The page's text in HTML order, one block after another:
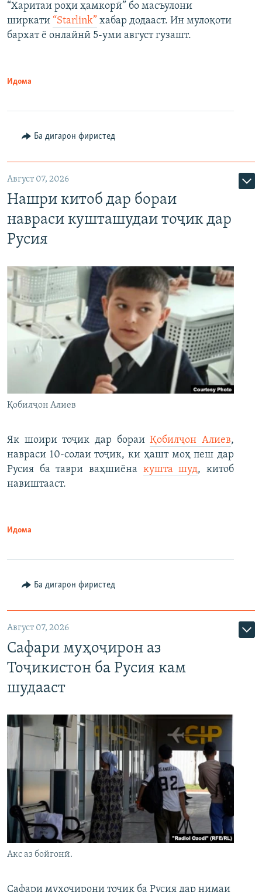
“Харитаи роҳи ҳамкорӣ” бо масъулони
ширкати “Starlink” хабар додааст. Ин мулоқоти
бархат ё онлайнӣ 5-уми август гузашт.
Идома
Ба дигарон фиристед
Август 07, 2026
Нашри китоб дар бораи
навраси кушташудаи тоҷик дар
Русия
Қобилҷон Алиев
Як шоири тоҷик дар бораиҚобилҷон Алиев,
навраси 10-солаи тоҷик, ки ҳашт моҳ пеш дар
Русия ба таври ваҳшиёна кушта шуд, китоб
навиштааст.
Идома
Ба дигарон фиристед
Август 07, 2026
Сафари муҳоҷирон аз
Тоҷикистон ба Русия кам
шудааст
Акс аз бойгонӣ.
Сафари муҳоҷирони тоҷик ба Русия дар нимаи